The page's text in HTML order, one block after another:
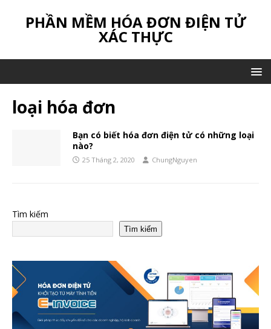
PHẦN MỀM HÓA ĐƠN ĐIỆN TỬ
XÁC THỰC
loại hóa đơn
Bạn có biết hóa đơn điện tử có những loại
nào?
25 Tháng 2, 2020 ChungNguyen
Tìm kiếm
Tìm kiếm